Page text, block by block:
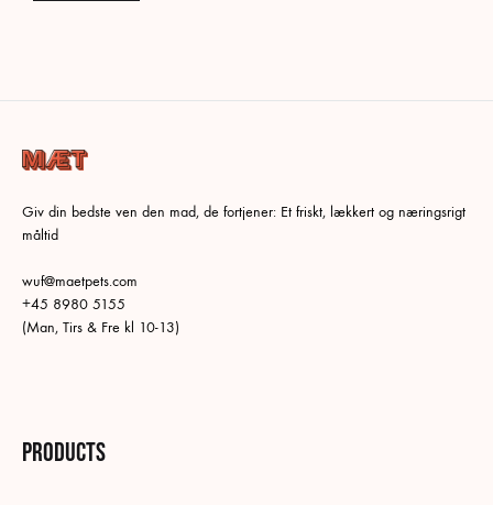
Giv din bedste ven den mad, de fortjener: Et friskt, lækkert og næringsrigt
måltid
wuf@maetpets.com
+45 8980 5155
(Man, Tirs & Fre kl 10-13)
Products